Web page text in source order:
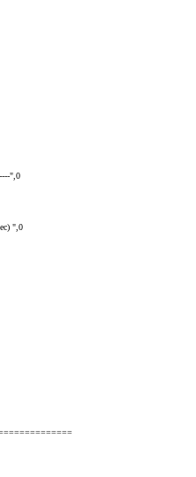
",0
",0